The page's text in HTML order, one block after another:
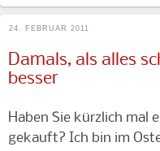
24. FEBRUAR 2011
Damals, als alles
besser
Haben Sie kürzlich mal
gekauft? Ich bin im